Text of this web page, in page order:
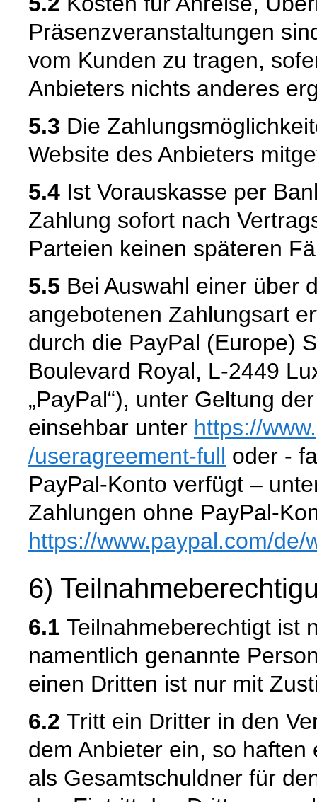
Präsenzveranstaltungen
vom Kunden zu tragen,
Anbieters nichts anderes
5.3 Die
Website des Anbieters
5.4 Ist Vorauskasse per
Zahlung sofort nach
Parteien keinen späteren
5.5 Bei Auswahl einer über
angebotenen Zahlungsart
durch die PayPal (Europe)
Boulevard Royal, L-2449
„PayPal“), unter Geltung
einsehbar unter https://
/useragreement-full oder -
PayPal-Konto verfügt –
Zahlungen ohne PayPal-
https://www.paypal.com/de/
6)
6.1 Teilnahmeberechtigt ist
namentlich genannte
einen Dritten ist nur mit
6.2 Tritt ein Dritter in den
dem Anbieter ein, so
als Gesamtschuldner für